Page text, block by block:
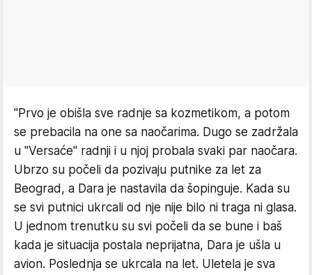
"Prvo je obišla sve radnje sa kozmetikom, a potom
se prebacila na one sa naočarima. Dugo se zadržala
u "Versaće" radnji i u njoj probala svaki par naočara.
Ubrzo su počeli da pozivaju putnike za let za
Beograd, a Dara je nastavila da šopinguje. Kada su
se svi putnici ukrcali od nje nije bilo ni traga ni glasa.
U jednom trenutku su svi počeli da se bune i baš
kada je situacija postala neprijatna, Dara je ušla u
avion. Poslednja se ukrcala na let. Uletela je sva